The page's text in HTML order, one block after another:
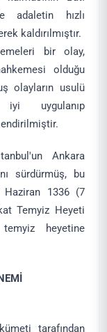
adaletin hızlı
kaldırılmıştır.
bir olay,
olduğu
olayların usulü
uygulanıp
Ankara
sürdürmüş, bu
1336 (7
Temyiz Heyeti
heyetine
tarafından